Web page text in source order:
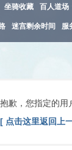
坐骑收藏 百人道场
迷宫剩余时间 服
抱歉，您指定的用
[ 点击这里返回上